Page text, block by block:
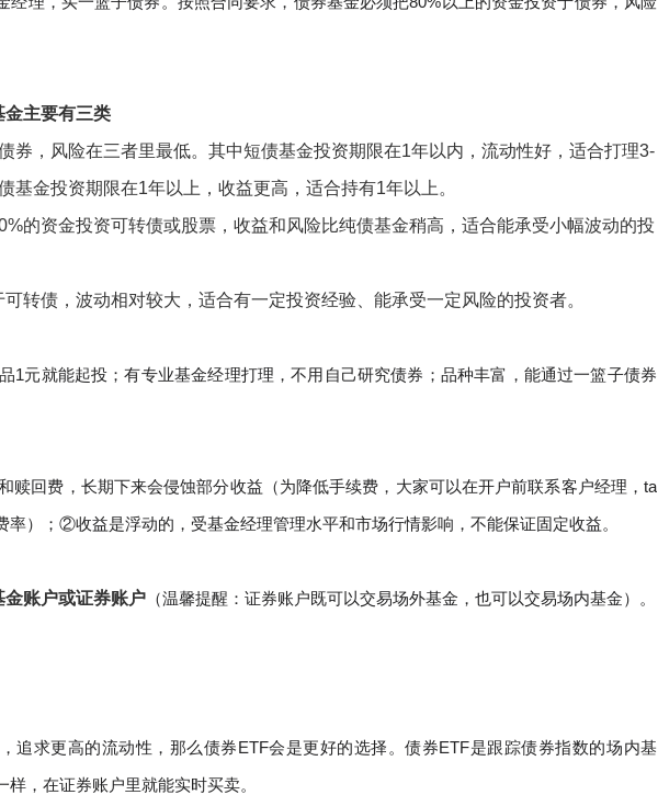
金主要有三类
券，风险在三者里最低。其中短债基金投资期限在1年以内，流动性好，适合打理3-
基金投资期限在1年以上，收益更高，适合持有1年以上。
的资金投资可转债或股票，收益和风险比纯债基金稍高，适合能承受小幅波动的投
可转债，波动相对较大，适合有一定投资经验、能承受一定风险的投资者。
1元就能起投；有专业基金经理打理，不用自己研究债券；品种丰富，能通过一篮子债券
赎回费，长期下来会侵蚀部分收益（为降低手续费，大家可以在开户前联系客户经理，ta
率）；②收益是浮动的，受基金经理管理水平和市场行情影响，不能保证固定收益。
金账户或证券账户 （温馨提醒：证券账户既可以交易场外基金，也可以交易场内基金）。
追求更高的流动性，那么债券ETF会是更好的选择。债券ETF是跟踪债券指数的场内基
样，在证券账户里就能实时买卖。